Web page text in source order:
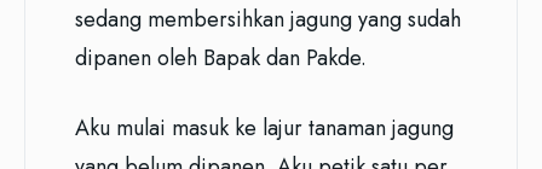
sedang membersihkan jagung yang sudah
dipanen oleh Bapak dan Pakde.
Aku mulai masuk ke lajur tanaman jagung